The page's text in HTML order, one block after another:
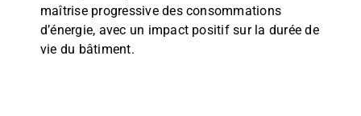
maîtrise progressive des consommations
d’énergie, avec un impact positif sur la durée de
vie du bâtiment.